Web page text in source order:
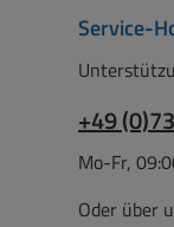
Service-
+49
Mo-Fr,
Oder über